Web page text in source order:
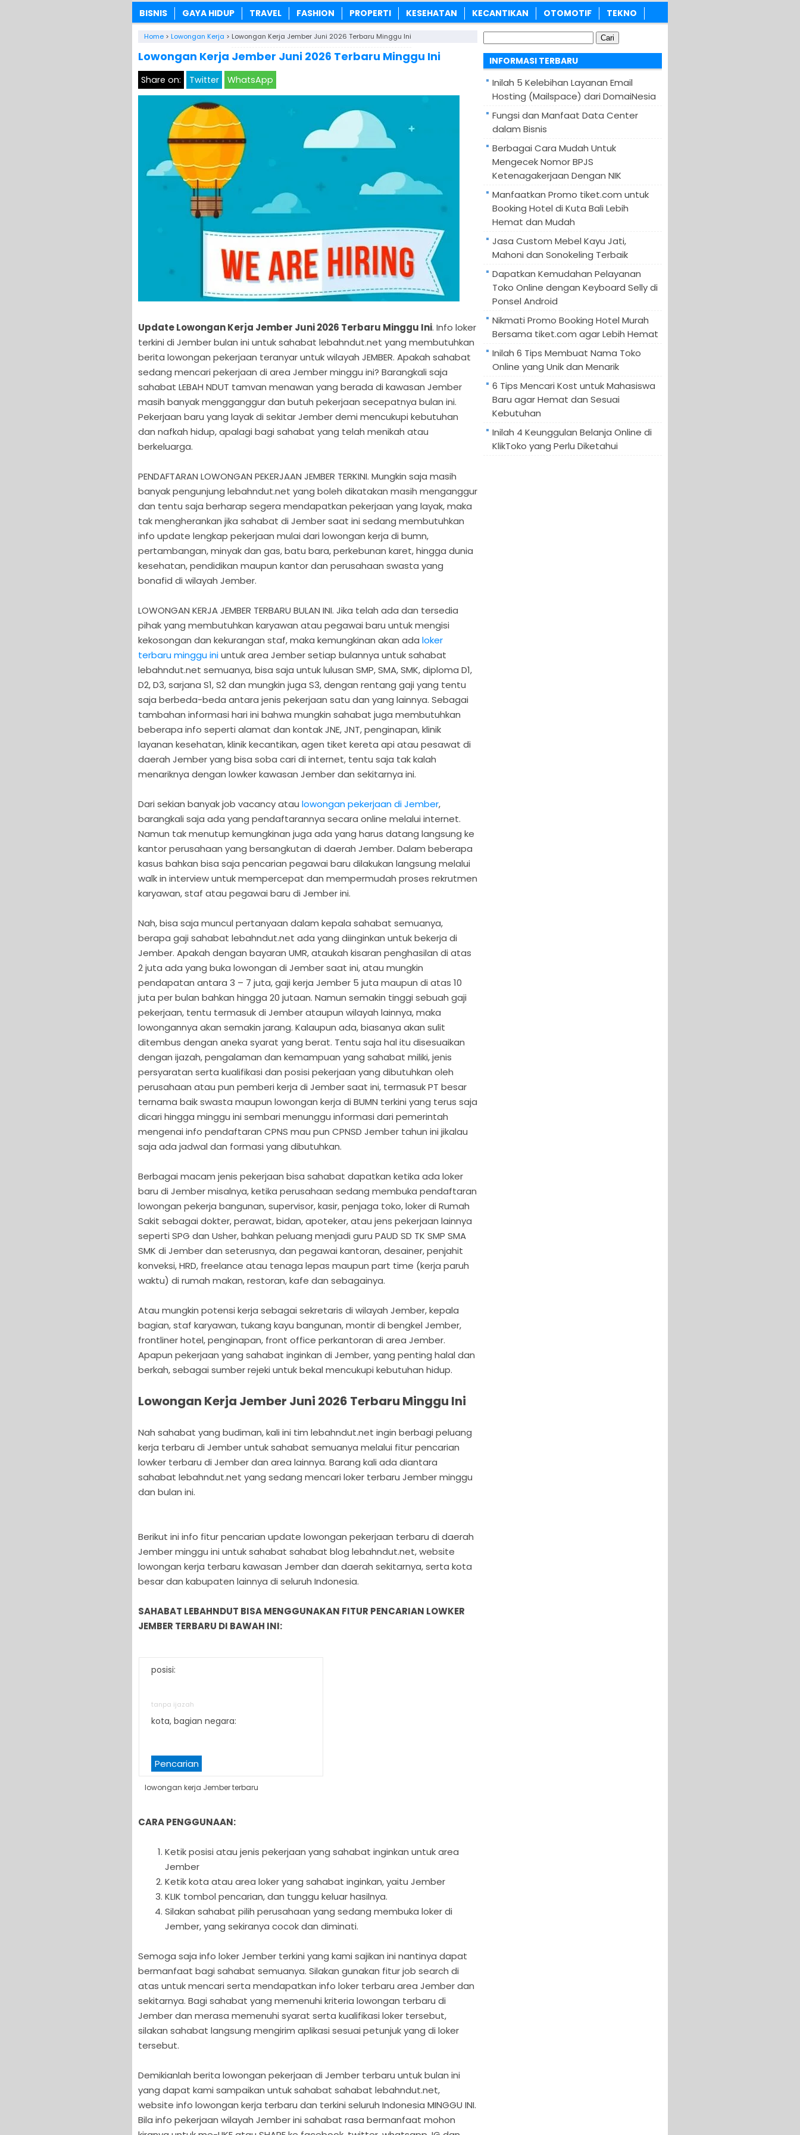
BISNIS GAYA HIDUP TRAVEL FASHION PROPERTI KESEHATAN KECANTIKAN OTOMOTIF TEKNO
Home > Lowongan Kerja > Lowongan Kerja Jember Juni 2026 Terbaru Minggu Ini
Lowongan Kerja Jember Juni 2026 Terbaru Minggu Ini
Share on: Twitter WhatsApp
Update Lowongan Kerja Jember Juni 2026 Terbaru Minggu Ini. Info loker
terkini di Jember bulan ini untuk sahabat lebahndut.net yang membutuhkan
berita lowongan pekerjaan teranyar untuk wilayah JEMBER. Apakah sahabat
sedang mencari pekerjaan di area Jember minggu ini? Barangkali saja
sahabat LEBAH NDUT tamvan menawan yang berada di kawasan Jember
masih banyak mengganggur dan butuh pekerjaan secepatnya bulan ini.
Pekerjaan baru yang layak di sekitar Jember demi mencukupi kebutuhan
dan nafkah hidup, apalagi bagi sahabat yang telah menikah atau
berkeluarga.
PENDAFTARAN LOWONGAN PEKERJAAN JEMBER TERKINI. Mungkin saja masih
banyak pengunjung lebahndut.net yang boleh dikatakan masih menganggur
dan tentu saja berharap segera mendapatkan pekerjaan yang layak, maka
tak mengherankan jika sahabat di Jember saat ini sedang membutuhkan
info update lengkap pekerjaan mulai dari lowongan kerja di bumn,
pertambangan, minyak dan gas, batu bara, perkebunan karet, hingga dunia
kesehatan, pendidikan maupun kantor dan perusahaan swasta yang
bonafid di wilayah Jember.
LOWONGAN KERJA JEMBER TERBARU BULAN INI. Jika telah ada dan tersedia
pihak yang membutuhkan karyawan atau pegawai baru untuk mengisi
kekosongan dan kekurangan staf, maka kemungkinan akan ada loker
terbaru minggu iniuntuk area Jember setiap bulannya untuk sahabat
lebahndut.net semuanya, bisa saja untuk lulusan SMP, SMA, SMK, diploma D1,
D2, D3, sarjana S1, S2 dan mungkin juga S3, dengan rentang gaji yang tentu
saja berbeda-beda antara jenis pekerjaan satu dan yang lainnya. Sebagai
tambahan informasi hari ini bahwa mungkin sahabat juga membutuhkan
beberapa info seperti alamat dan kontak JNE, JNT, penginapan, klinik
layanan kesehatan, klinik kecantikan, agen tiket kereta api atau pesawat di
daerah Jember yang bisa soba cari di internet, tentu saja tak kalah
menariknya dengan lowker kawasan Jember dan sekitarnya ini.
Dari sekian banyak job vacancy atau lowongan pekerjaan di Jember,
barangkali saja ada yang pendaftarannya secara online melalui internet.
Namun tak menutup kemungkinan juga ada yang harus datang langsung ke
kantor perusahaan yang bersangkutan di daerah Jember. Dalam beberapa
kasus bahkan bisa saja pencarian pegawai baru dilakukan langsung melalui
walk in interview untuk mempercepat dan mempermudah proses rekrutmen
karyawan, staf atau pegawai baru di Jember ini.
Nah, bisa saja muncul pertanyaan dalam kepala sahabat semuanya,
berapa gaji sahabat lebahndut.net ada yang diinginkan untuk bekerja di
Jember. Apakah dengan bayaran UMR, ataukah kisaran penghasilan di atas
2 juta ada yang buka lowongan di Jember saat ini, atau mungkin
pendapatan antara 3 – 7 juta, gaji kerja Jember 5 juta maupun di atas 10
juta per bulan bahkan hingga 20 jutaan. Namun semakin tinggi sebuah gaji
pekerjaan, tentu termasuk di Jember ataupun wilayah lainnya, maka
lowongannya akan semakin jarang. Kalaupun ada, biasanya akan sulit
ditembus dengan aneka syarat yang berat. Tentu saja hal itu disesuaikan
dengan ijazah, pengalaman dan kemampuan yang sahabat miliki, jenis
persyaratan serta kualifikasi dan posisi pekerjaan yang dibutuhkan oleh
perusahaan atau pun pemberi kerja di Jember saat ini, termasuk PT besar
ternama baik swasta maupun lowongan kerja di BUMN terkini yang terus saja
dicari hingga minggu ini sembari menunggu informasi dari pemerintah
mengenai info pendaftaran CPNS mau pun CPNSD Jember tahun ini jikalau
saja ada jadwal dan formasi yang dibutuhkan.
Berbagai macam jenis pekerjaan bisa sahabat dapatkan ketika ada loker
baru di Jember misalnya, ketika perusahaan sedang membuka pendaftaran
lowongan pekerja bangunan, supervisor, kasir, penjaga toko, loker di Rumah
Sakit sebagai dokter, perawat, bidan, apoteker, atau jens pekerjaan lainnya
seperti SPG dan Usher, bahkan peluang menjadi guru PAUD SD TK SMP SMA
SMK di Jember dan seterusnya, dan pegawai kantoran, desainer, penjahit
konveksi, HRD, freelance atau tenaga lepas maupun part time (kerja paruh
waktu) di rumah makan, restoran, kafe dan sebagainya.
Atau mungkin potensi kerja sebagai sekretaris di wilayah Jember, kepala
bagian, staf karyawan, tukang kayu bangunan, montir di bengkel Jember,
frontliner hotel, penginapan, front office perkantoran di area Jember.
Apapun pekerjaan yang sahabat inginkan di Jember, yang penting halal dan
berkah, sebagai sumber rejeki untuk bekal mencukupi kebutuhan hidup.
Lowongan Kerja Jember Juni 2026 Terbaru Minggu Ini
Nah sahabat yang budiman, kali ini tim lebahndut.net ingin berbagi peluang
kerja terbaru di Jember untuk sahabat semuanya melalui fitur pencarian
lowker terbaru di Jember dan area lainnya. Barang kali ada diantara
sahabat lebahndut.net yang sedang mencari loker terbaru Jember minggu
dan bulan ini.
Berikut ini info fitur pencarian update lowongan pekerjaan terbaru di daerah
Jember minggu ini untuk sahabat sahabat blog lebahndut.net, website
lowongan kerja terbaru kawasan Jember dan daerah sekitarnya, serta kota
besar dan kabupaten lainnya di seluruh Indonesia.
SAHABAT LEBAHNDUT BISA MENGGUNAKAN FITUR PENCARIAN LOWKER
JEMBER TERBARU DI BAWAH INI:
posisi:
tanpa ijazah
kota, bagian negara:
Pencarian
lowongan kerja Jember terbaru
CARA PENGGUNAAN:
Ketik posisi atau jenis pekerjaan yang sahabat inginkan untuk area
Jember
Ketik kota atau area loker yang sahabat inginkan, yaitu Jember
KLIK tombol pencarian, dan tunggu keluar hasilnya.
Silakan sahabat pilih perusahaan yang sedang membuka loker di
Jember, yang sekiranya cocok dan diminati.
Semoga saja info loker Jember terkini yang kami sajikan ini nantinya dapat
bermanfaat bagi sahabat semuanya. Silakan gunakan fitur job search di
atas untuk mencari serta mendapatkan info loker terbaru area Jember dan
sekitarnya. Bagi sahabat yang memenuhi kriteria lowongan terbaru di
Jember dan merasa memenuhi syarat serta kualifikasi loker tersebut,
silakan sahabat langsung mengirim aplikasi sesuai petunjuk yang di loker
tersebut.
Demikianlah berita lowongan pekerjaan di Jember terbaru untuk bulan ini
yang dapat kami sampaikan untuk sahabat sahabat lebahndut.net,
website info lowongan kerja terbaru dan terkini seluruh Indonesia MINGGU INI.
Bila info pekerjaan wilayah Jember ini sahabat rasa bermanfaat mohon
untuk:
INFORMASI TERBARU
Inilah 5 Kelebihan Layanan Email
Hosting (Mailspace) dari DomaiNesia
Fungsi dan Manfaat Data Center
dalam Bisnis
Berbagai Cara Mudah Untuk
Mengecek Nomor BPJS
Ketenagakerjaan Dengan NIK
Manfaatkan Promo tiket.com untuk
Booking Hotel di Kuta Bali Lebih
Hemat dan Mudah
Jasa Custom Mebel Kayu Jati,
Mahoni dan Sonokeling Terbaik
Dapatkan Kemudahan Pelayanan
Toko Online dengan Keyboard Selly di
Ponsel Android
Nikmati Promo Booking Hotel Murah
Bersama tiket.com agar Lebih Hemat
Inilah 6 Tips Membuat Nama Toko
Online yang Unik dan Menarik
6 Tips Mencari Kost untuk Mahasiswa
Baru agar Hemat dan Sesuai
Kebutuhan
Inilah 4 Keunggulan Belanja Online di
KlikToko yang Perlu Diketahui